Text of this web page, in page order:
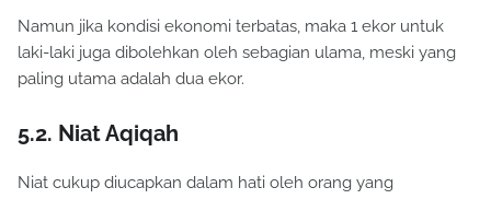
Namun jika kondisi ekonomi terbatas, maka 1 ekor untuk
laki-laki juga dibolehkan oleh sebagian ulama, meski yang
paling utama adalah dua ekor.
5.2. Niat Aqiqah
Niat cukup diucapkan dalam hati oleh orang yang